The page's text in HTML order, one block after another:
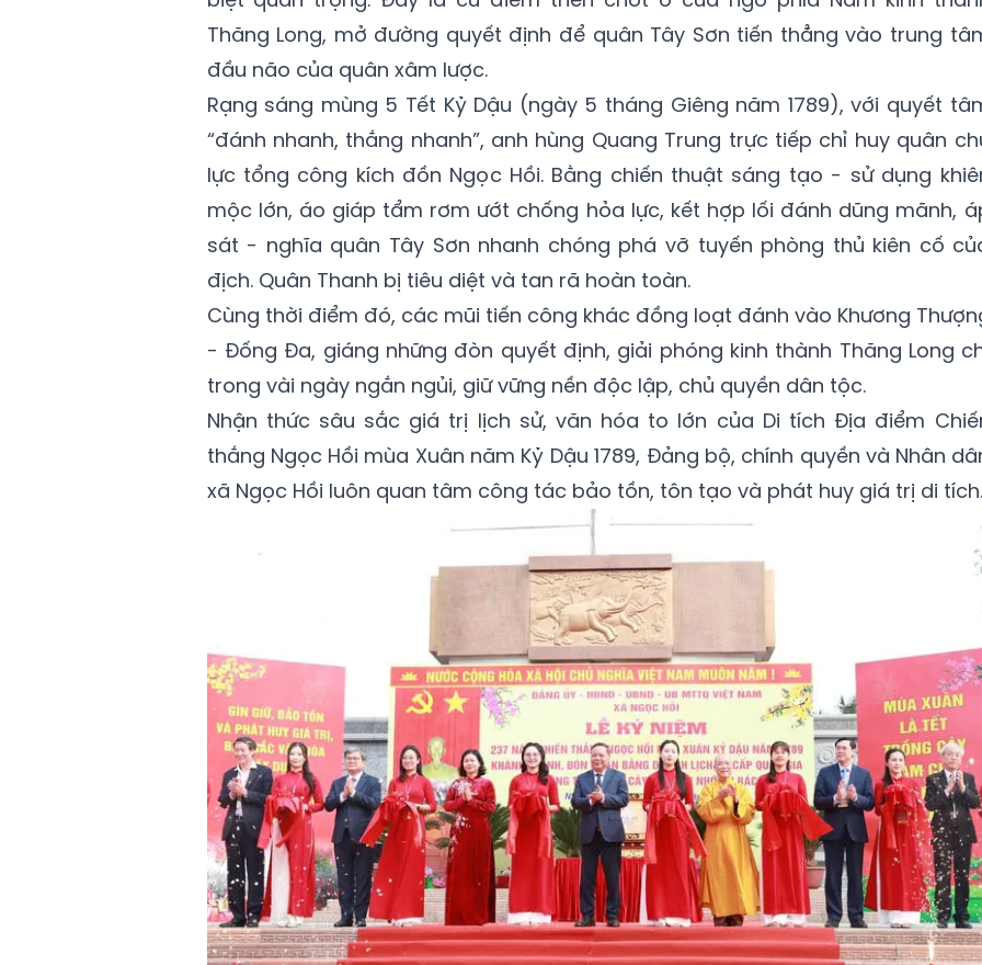
Thăng Long, mở đường quyết định để quân Tây Sơn tiến thẳng vào trung
đầu não của quân xâm lược.
Rạng sáng mùng 5 Tết Kỷ Dậu (ngày 5 tháng Giêng năm 1789), với quyết
“đánh nhanh, thắng nhanh”, anh hùng Quang Trung trực tiếp chỉ huy quân
lực tổng công kích đồn Ngọc Hồi. Bằng chiến thuật sáng tạo - sử dụng
mộc lớn, áo giáp tẩm rơm ướt chống hỏa lực, kết hợp lối đánh dũng mãnh,
sát - nghĩa quân Tây Sơn nhanh chóng phá vỡ tuyến phòng thủ kiên cố
địch. Quân Thanh bị tiêu diệt và tan rã hoàn toàn.
Cùng thời điểm đó, các mũi tiến công khác đồng loạt đánh vào Khương
- Đống Đa, giáng những đòn quyết định, giải phóng kinh thành Thăng Long
trong vài ngày ngắn ngủi, giữ vững nền độc lập, chủ quyền dân tộc.
Nhận thức sâu sắc giá trị lịch sử, văn hóa to lớn của Di tích Địa điểm
thắng Ngọc Hồi mùa Xuân năm Kỷ Dậu 1789, Đảng bộ, chính quyền và Nhân
xã Ngọc Hồi luôn quan tâm công tác bảo tồn, tôn tạo và phát huy giá trị di tích.